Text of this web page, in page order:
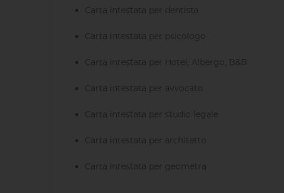
Carta intestata per dentista
Carta intestata per psicologo
Carta intestata per Hotel, Albergo, B&B
Carta intestata per avvocato
Carta intestata per studio legale
Carta intestata per architetto
Carta intestata per geometra